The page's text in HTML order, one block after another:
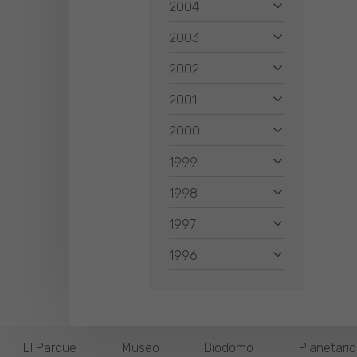
2004
2003
2002
2001
2000
1999
1998
1997
1996
El Parque Museo Biodomo